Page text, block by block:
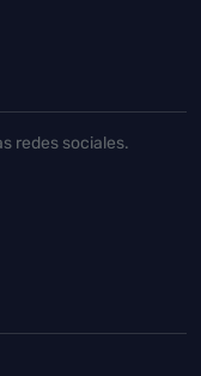
redes sociales.